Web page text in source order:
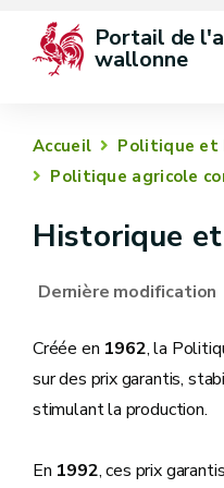
Portail de
wallonne
Accueil
Politique et
Politique agricole
Historique
Dernière modification
Créée en 1962, la
sur des prix garantis,
stimulant la production.
En 1992, ces prix